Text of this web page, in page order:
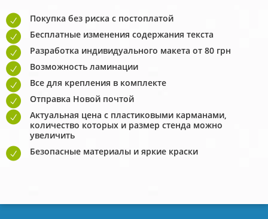
Покупка без риска с постоплатой
Бесплатные изменения содержания текста
Разработка индивидуального макета от 80 грн
Возможность ламинации
Все для крепления в комплекте
Отправка Новой почтой
Актуальная цена с пластиковыми карманами,
количество которых и размер стенда можно
увеличить
Безопасные материалы и яркие краски